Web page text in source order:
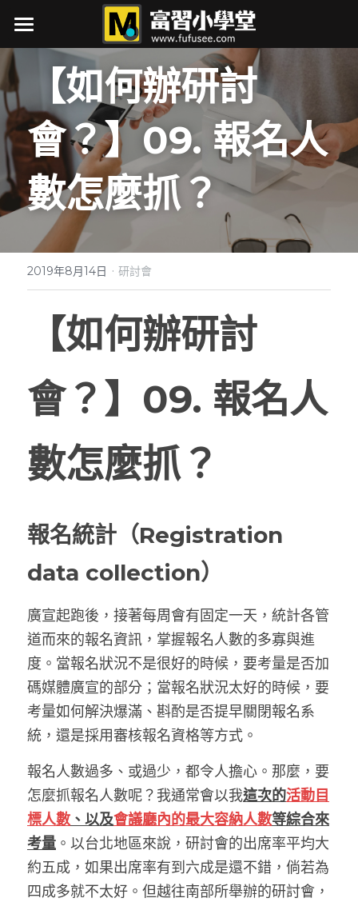
最新消息
關於我
接案項目
作品集
行銷力
展覽行銷大補帖
如何辦研討會
行銷即戰力
行銷忙甚麼
網站架設
筆記
AI實戰
閱讀筆記
軟體筆記
學習筆記
自媒體
自媒體
生活
小時候的丁點事
所見所聞
繪圖
下載
搜索
與我聯絡
【如何辦研討
會？】09. 報名人
數怎麼抓？
2019年8月14日 · 研討會
【如何辦研討
會？】09. 報名人
數怎麼抓？
報名統計（Registration
data collection）
廣宣起跑後，接著每周會有固定一天，統計各管
道而來的報名資訊，掌握報名人數的多寡與進
度。當報名狀況不是很好的時候，要考量是否加
碼媒體廣宣的部分；當報名狀況太好的時候，要
考量如何解決爆滿、斟酌是否提早關閉報名系
統，還是採用審核報名資格等方式。
報名人數過多、或過少，都令人擔心。那麼，要
怎麼抓報名人數呢？我通常會以我這次的活動目
標人數 、以及會議廳內的最大容納人數等綜合來
考量 。以台北地區來說，研討會的出席率平均大
約五成，如果出席率有到六成是還不錯，倘若為
四成多就不太好。但越往南部所舉辦的研討會，
商品分類
所有商品分類